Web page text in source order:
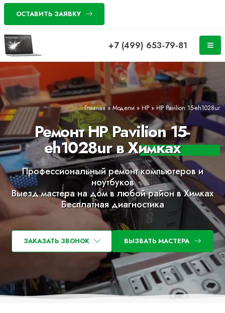
ОСТАВИТЬ ЗАЯВКУ
+7 (499) 653-79-81
Главная»Модели » HP » HP Pavilion 15-eh1028ur
Ремонт HP Pavilion 15-
eh1028ur в Химках
Профессиональный ремонт компьютеров и
ноутбуков
Выезд мастера на дом в любой район в Химках
Бесплатная диагностика
ЗАКАЗАТЬ ЗВОНОК ВЫЗВАТЬ МАСТЕРА